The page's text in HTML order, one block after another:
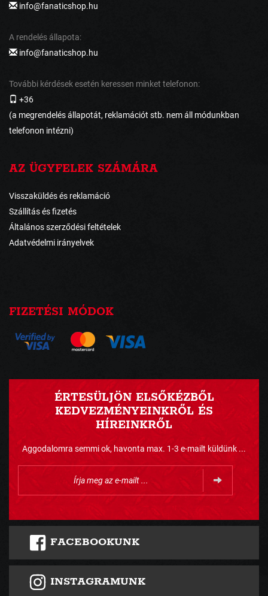
info@fanaticshop.hu
A rendelés állapota:
info@fanaticshop.hu
További kérdések esetén keressen minket telefonon:
+36
(a megrendelés állapotát, reklamációt stb. nem áll módunkban
telefonon intézni)
AZ ÜGYFELEK SZÁMÁRA
Visszaküldés és reklamáció
Szállítás és fizetés
Általános szerződési feltételek
Adatvédelmi irányelvek
FIZETÉSI MÓDOK
ÉRTESÜLJÖN ELSŐKÉZBŐL
KEDVEZMÉNYEINKRŐL ÉS
HÍREINKRŐL
Aggodalomra semmi ok, havonta max. 1-3 e-mailt küldünk ...
FACEBOOKUNK
INSTAGRAMUNK